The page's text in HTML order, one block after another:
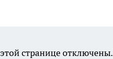
странице отключены.